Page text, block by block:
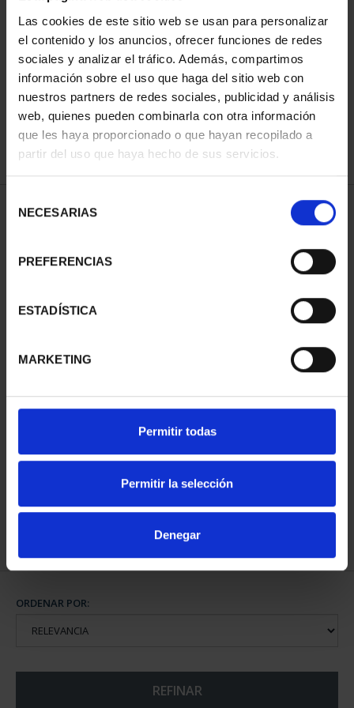
Las cookies de este sitio web se usan para personalizar
el contenido y los anuncios, ofrecer funciones de redes
sociales y analizar el tráfico. Además, compartimos
información sobre el uso que haga del sitio web con
nuestros partners de redes sociales, publicidad y análisis
web, quienes pueden combinarla con otra información
que les haya proporcionado o que hayan recopilado a
partir del uso que haya hecho de sus servicios.
NECESARIAS
PREFERENCIAS
ESTADÍSTICA
MARKETING
Permitir todas
Permitir la selección
Denegar
ORDENAR POR:
REFINAR
1 Productos encontrados
DE LA HUMANIDAD
COLE...
ORDENAR POR:
REFINAR